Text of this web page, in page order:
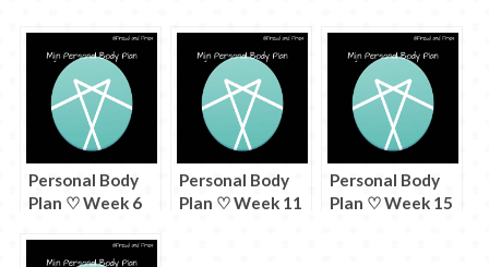
Personal Body
Plan ♡ Week 6
Personal Body
Plan ♡ Week 11
Personal Body
Plan ♡ Week 15